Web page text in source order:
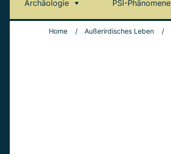
Archäologie PSI-Phänomene
Home / Außerirdisches Leben /